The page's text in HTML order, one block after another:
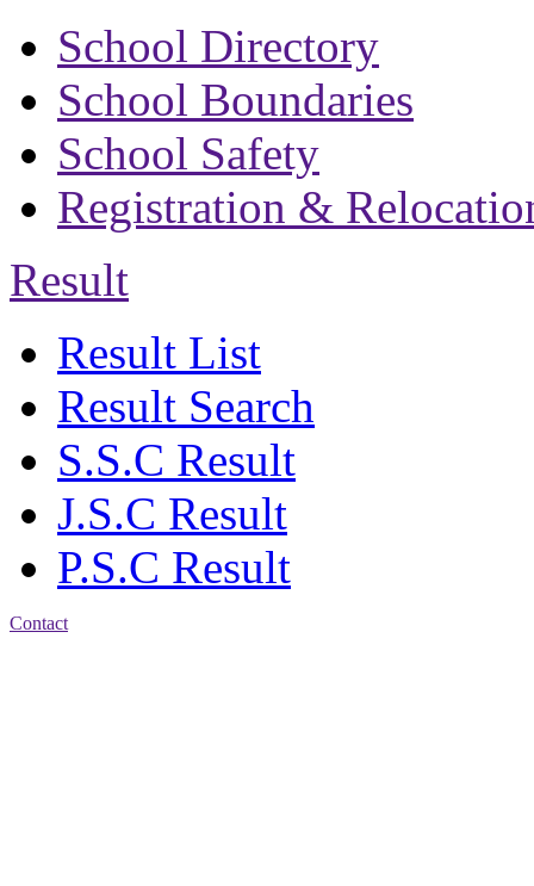
School Directory
School Boundaries
School Safety
Registration &
Result
Result List
Result Search
S.S.C Result
J.S.C Result
P.S.C Result
Contact